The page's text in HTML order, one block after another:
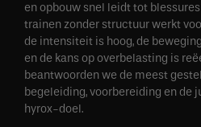
en opbouw snel leidt tot
trainen zonder structuur werkt
de intensiteit is hoog, de
en de kans op overbelasting is
beantwoorden we de meest
begeleiding, voorbereiding en de
hyrox-doel.